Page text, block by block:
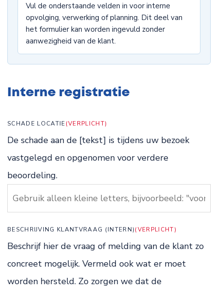
Vul de onderstaande velden in voor interne
opvolging, verwerking of planning. Dit deel van
het formulier kan worden ingevuld zonder
aanwezigheid van de klant.
Interne registratie
SCHADE LOCATIE(VERPLICHT)
De schade aan de [tekst] is tijdens uw bezoek
vastgelegd en opgenomen voor verdere
beoordeling.
BESCHRIJVING KLANTVRAAG (INTERN)(VERPLICHT)
Beschrijf hier de vraag of melding van de klant zo
concreet mogelijk. Vermeld ook wat er moet
worden hersteld. Zo zorgen we dat de